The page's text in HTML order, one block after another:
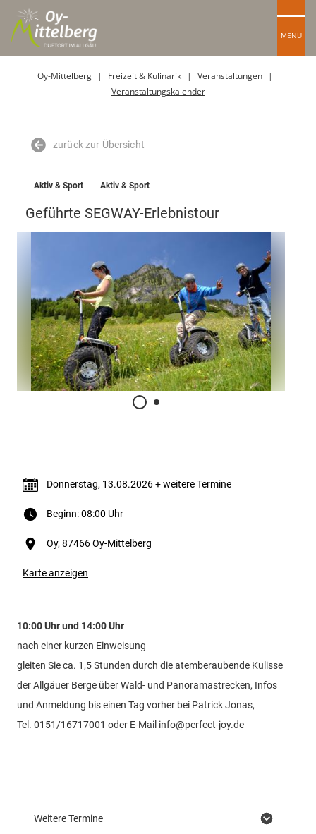
MENÜ
Oy-Mittelberg Freizeit & Kulinarik
Veranstaltungen
Veranstaltungskalender
zurück zur Übersicht
Aktiv & Sport Aktiv & Sport
Geführte SEGWAY-Erlebnistour
Donnerstag, 13.08.2026 + weitere Termine
Beginn: 08:00 Uhr
Oy, 87466 Oy-Mittelberg
Karte anzeigen
10:00 Uhr und 14:00 Uhr
nach einer kurzen Einweisung
gleiten Sie ca. 1,5 Stunden durch die atemberaubende Kulisse
der Allgäuer Berge über Wald- und Panoramastrecken, Infos
und Anmeldung bis einen Tag vorher bei Patrick Jonas,
Tel. 0151/16717001 oder E-Mail info@perfect-joy.de
Weitere Termine